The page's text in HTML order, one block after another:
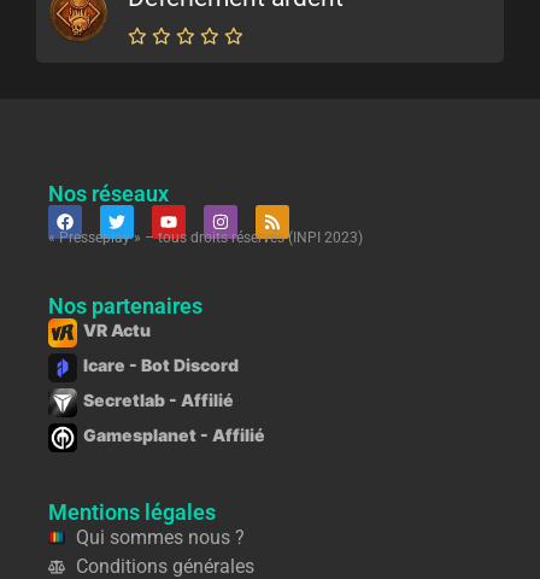
Nos réseaux
« Presseplay » – tous droits réservés (INPI 2023)
Nos partenaires
VR Actu
Icare - Bot Discord
Secretlab - Affilié
Gamesplanet - Affilié
Mentions légales
Qui sommes nous ?
Conditions générales